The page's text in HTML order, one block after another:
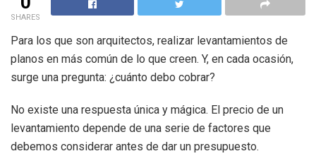
SHARES
Para los que son arquitectos, realizar levantamientos de
planos en más común de lo que creen. Y, en cada ocasión,
surge una pregunta: ¿cuánto debo cobrar?
No existe una respuesta única y mágica. El precio de un
levantamiento depende de una serie de factores que
debemos considerar antes de dar un presupuesto.